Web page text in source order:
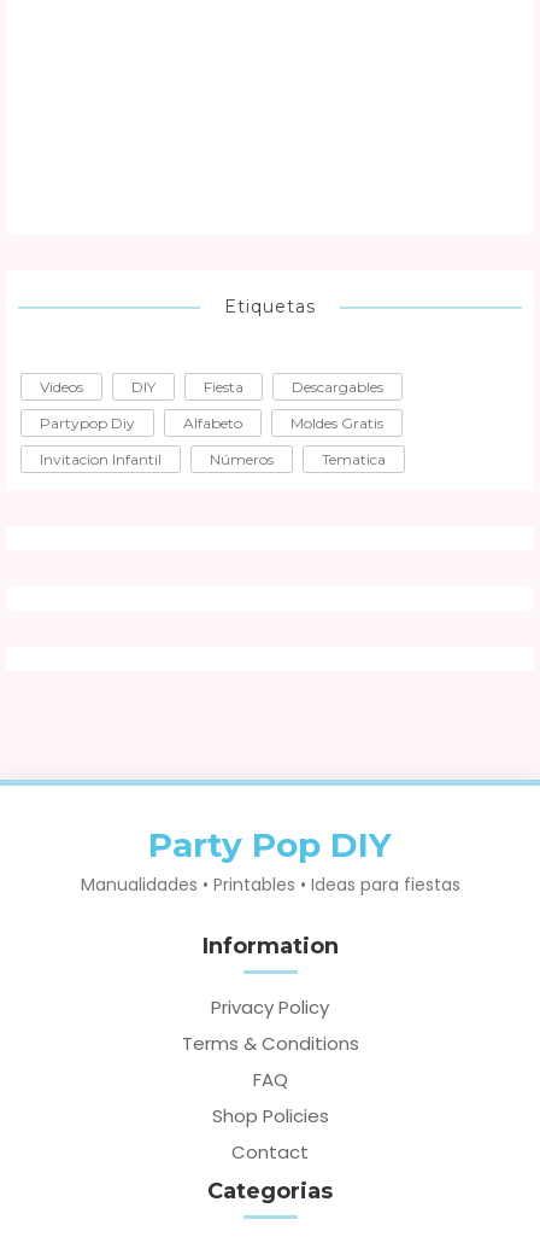
Etiquetas
Videos DIY Fiesta
Descargables
Partypop Diy
Alfabeto
Moldes Gratis
Invitacion Infantil
Números Tematica
Party Pop DIY
Manualidades • Printables • Ideas para fiestas
Information
Privacy Policy
Terms & Conditions
FAQ
Shop Policies
Contact
Categorias